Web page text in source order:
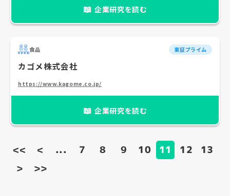
📖 企業研究を読む
食品 東証プライム
カゴメ株式会社
https://www.kagome.co.jp/
📖 企業研究を読む
<< < ... 7 8 9 10 11 12
13
>
>>